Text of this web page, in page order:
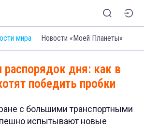
мира Новости «Моей Планеты»
дня: как в
победить пробки
с большими транспортными
испытывают новые